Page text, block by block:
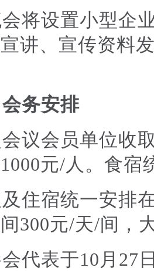
将设置小型企
讲、宣传资料
务安排
议会员单位收
元/人。食宿
住宿统一安排
300元/天/间，
代表于10月27